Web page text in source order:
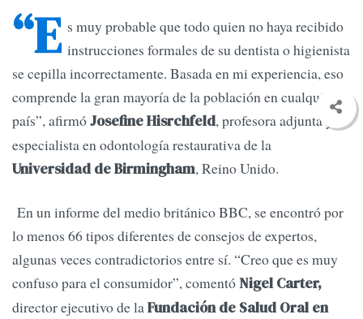
“E s muy probable que todo quien no haya recibido
instrucciones formales de su dentista o higienista
se cepilla incorrectamente. Basada en mi experiencia, eso
comprende la gran mayoría de la población en cualquier
país”, afirmóJosefine Hisrchfeld, profesora adjunta y
especialista en odontología restaurativa de la
Universidad de Birmingham, Reino Unido.
En un informe del medio británico BBC, se encontró por
lo menos 66 tipos diferentes de consejos de expertos,
algunas veces contradictorios entre sí. “Creo que es muy
confuso para el consumidor”, comentóNigel Carter,
director ejecutivo de laFundación de Salud Oral en